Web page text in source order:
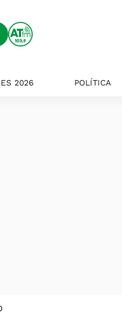
2026 POLÍTICA